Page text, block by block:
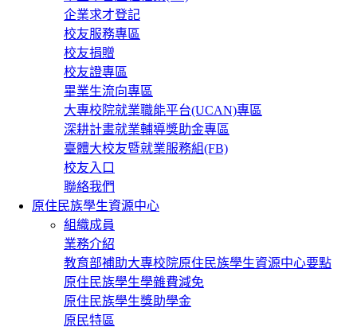
企業求才登記
校友服務專區
校友捐贈
校友證專區
畢業生流向專區
大專校院就業職能平台(UCAN)專區
深耕計畫就業輔導獎助金專區
臺體大校友暨就業服務組(FB)
校友入口
聯絡我們
原住民族學生資源中心
組織成員
業務介紹
教育部補助大專校院原住民族學生資源中心要點
原住民族學生學雜費減免
原住民族學生獎助學金
原民特區